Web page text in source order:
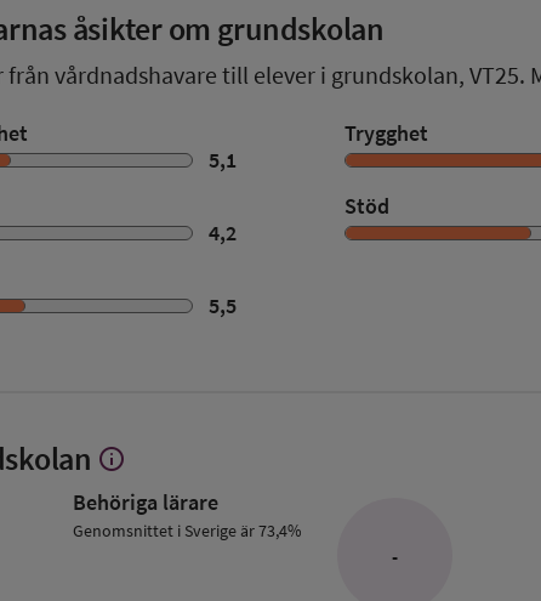
åsikter om grundskolan
från vårdnadshavare till elever i grundskolan, VT25.
5,1
Trygghet
4,2
Stöd
5,5
Visa
om
Lärare
info
Behöriga lärare
Genomsnittet i Sverige är 73,4%
-